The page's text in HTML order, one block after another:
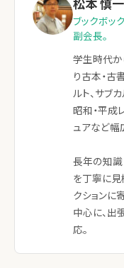
ブックボッ
副会長。
学生時代か
り古本・古
ルト、サブ
昭和・平成
ュアなど幅
長年の知識
を丁寧に見
クションに
中心に、出
応。